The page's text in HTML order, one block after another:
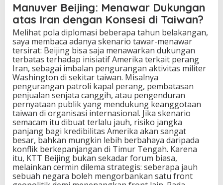
Manuver Beijing: Menawar Dukungan
atas Iran dengan Konsesi di Taiwan?
Melihat pola diplomasi beberapa tahun belakangan,
saya membaca adanya skenario tawar-menawar
tersirat: Beijing bisa saja menawarkan dukungan
terbatas terhadap inisiatif Amerika terkait perang
Iran, sebagai imbalan pengurangan aktivitas militer
Washington di sekitar taiwan. Misalnya
pengurangan patroli kapal perang, pembatasan
penjualan senjata canggih, atau pengenduran
pernyataan publik yang mendukung keanggotaan
taiwan di organisasi internasional. Jika skenario
semacam itu dibuat terlalu jauh, risiko jangka
panjang bagi kredibilitas Amerika akan sangat
besar, bahkan mungkin lebih berbahaya daripada
konflik berkepanjangan di Timur Tengah. Karena
itu, KTT Beijing bukan sekadar forum biasa,
melainkan cermin dilema strategis: seberapa jauh
sebuah negara boleh mengorbankan satu front